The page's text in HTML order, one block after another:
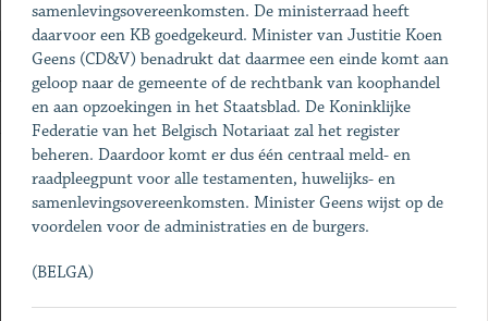
samenlevingsovereenkomsten. De ministerraad heeft
daarvoor een KB goedgekeurd. Minister van Justitie Koen
Geens (CD&V) benadrukt dat daarmee een einde komt aan
geloop naar de gemeente of de rechtbank van koophandel
en aan opzoekingen in het Staatsblad. De Koninklijke
Federatie van het Belgisch Notariaat zal het register
beheren. Daardoor komt er dus één centraal meld- en
raadpleegpunt voor alle testamenten, huwelijks- en
samenlevingsovereenkomsten. Minister Geens wijst op de
voordelen voor de administraties en de burgers.
(BELGA)